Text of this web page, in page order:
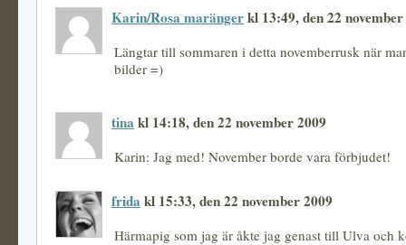
Karin/Rosa marängerkl 13:49, den 22
Längtar till sommaren i detta novemberrusk när
bilder =)
tina kl 14:18, den 22 november 2009
Karin: Jag med! November borde vara förbjudet!
frida kl 15:33, den 22 november 2009
Härmapig som jag är åkte jag genast till Ulva och